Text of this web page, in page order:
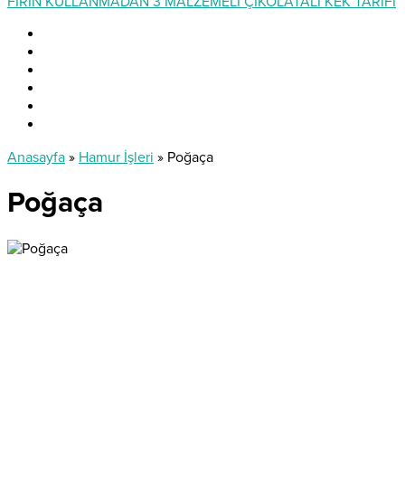
Anasayfa » Hamur İşleri » Poğaça
Poğaça